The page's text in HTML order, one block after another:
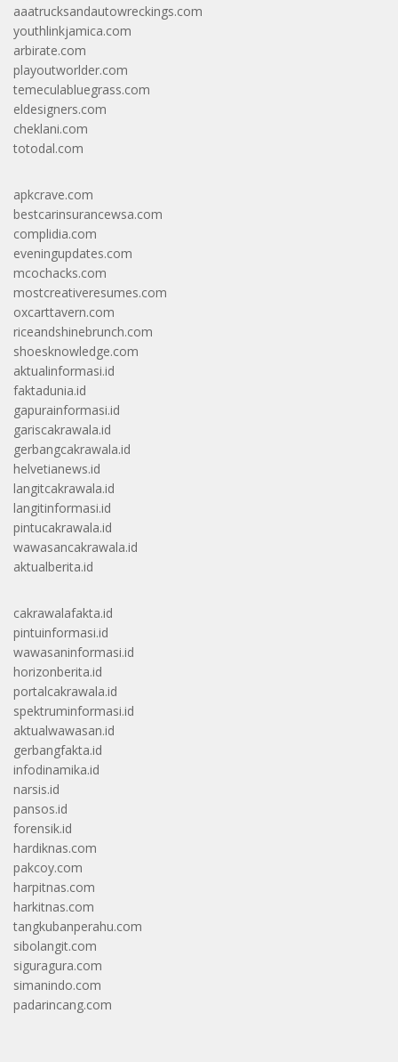
aaatrucksandautowreckings.com
youthlinkjamica.com
arbirate.com
playoutworlder.com
temeculabluegrass.com
eldesigners.com
cheklani.com
totodal.com
apkcrave.com
bestcarinsurancewsa.com
complidia.com
eveningupdates.com
mcochacks.com
mostcreativeresumes.com
oxcarttavern.com
riceandshinebrunch.com
shoesknowledge.com
aktualinformasi.id
faktadunia.id
gapurainformasi.id
gariscakrawala.id
gerbangcakrawala.id
helvetianews.id
langitcakrawala.id
langitinformasi.id
pintucakrawala.id
wawasancakrawala.id
aktualberita.id
cakrawalafakta.id
pintuinformasi.id
wawasaninformasi.id
horizonberita.id
portalcakrawala.id
spektruminformasi.id
aktualwawasan.id
gerbangfakta.id
infodinamika.id
narsis.id
pansos.id
forensik.id
hardiknas.com
pakcoy.com
harpitnas.com
harkitnas.com
tangkubanperahu.com
sibolangit.com
siguragura.com
simanindo.com
padarincang.com